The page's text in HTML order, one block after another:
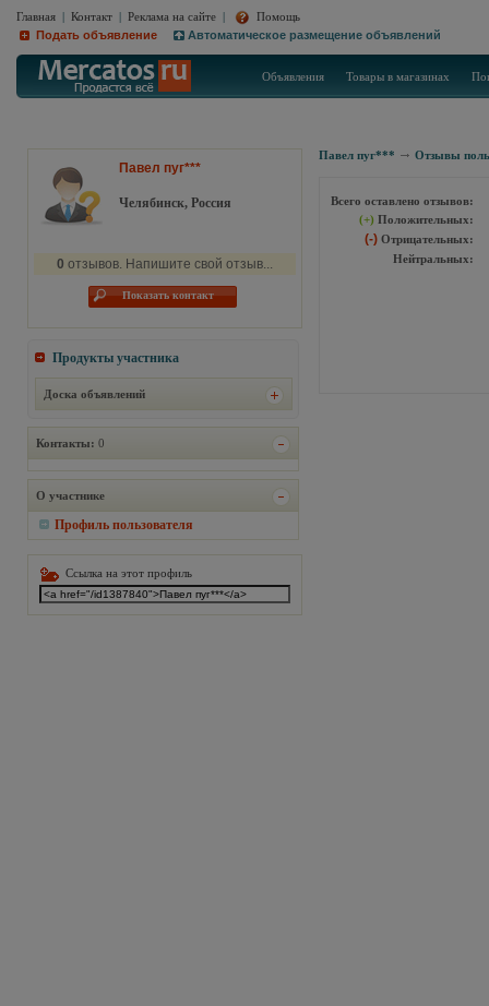
Главная | Контакт | Реклама на сайте |
Помощь
Подать объявление
Автоматическое размещение объявлений
Объявления Товары в магазинах
Павел пуг***
Челябинск, Россия
0 отзывов. Напишите свой отзыв...
Показать контакт
Продукты участника
Доска объявлений
Контакты: 0
О участнике
Профиль пользователя
Ссылка на этот профиль
Павел пуг*** Отзывы
Всего оставлено отзывов:
(+) Положительных:
(-) Отрицательных:
Нейтральных: